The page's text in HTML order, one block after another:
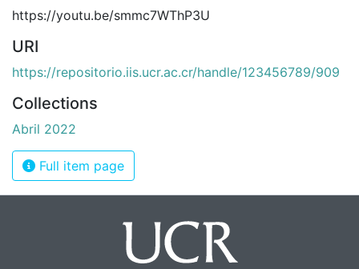
https://youtu.be/smmc7WThP3U
URI
https://repositorio.iis.ucr.ac.cr/handle/123456789/909
Collections
Abril 2022
Full item page